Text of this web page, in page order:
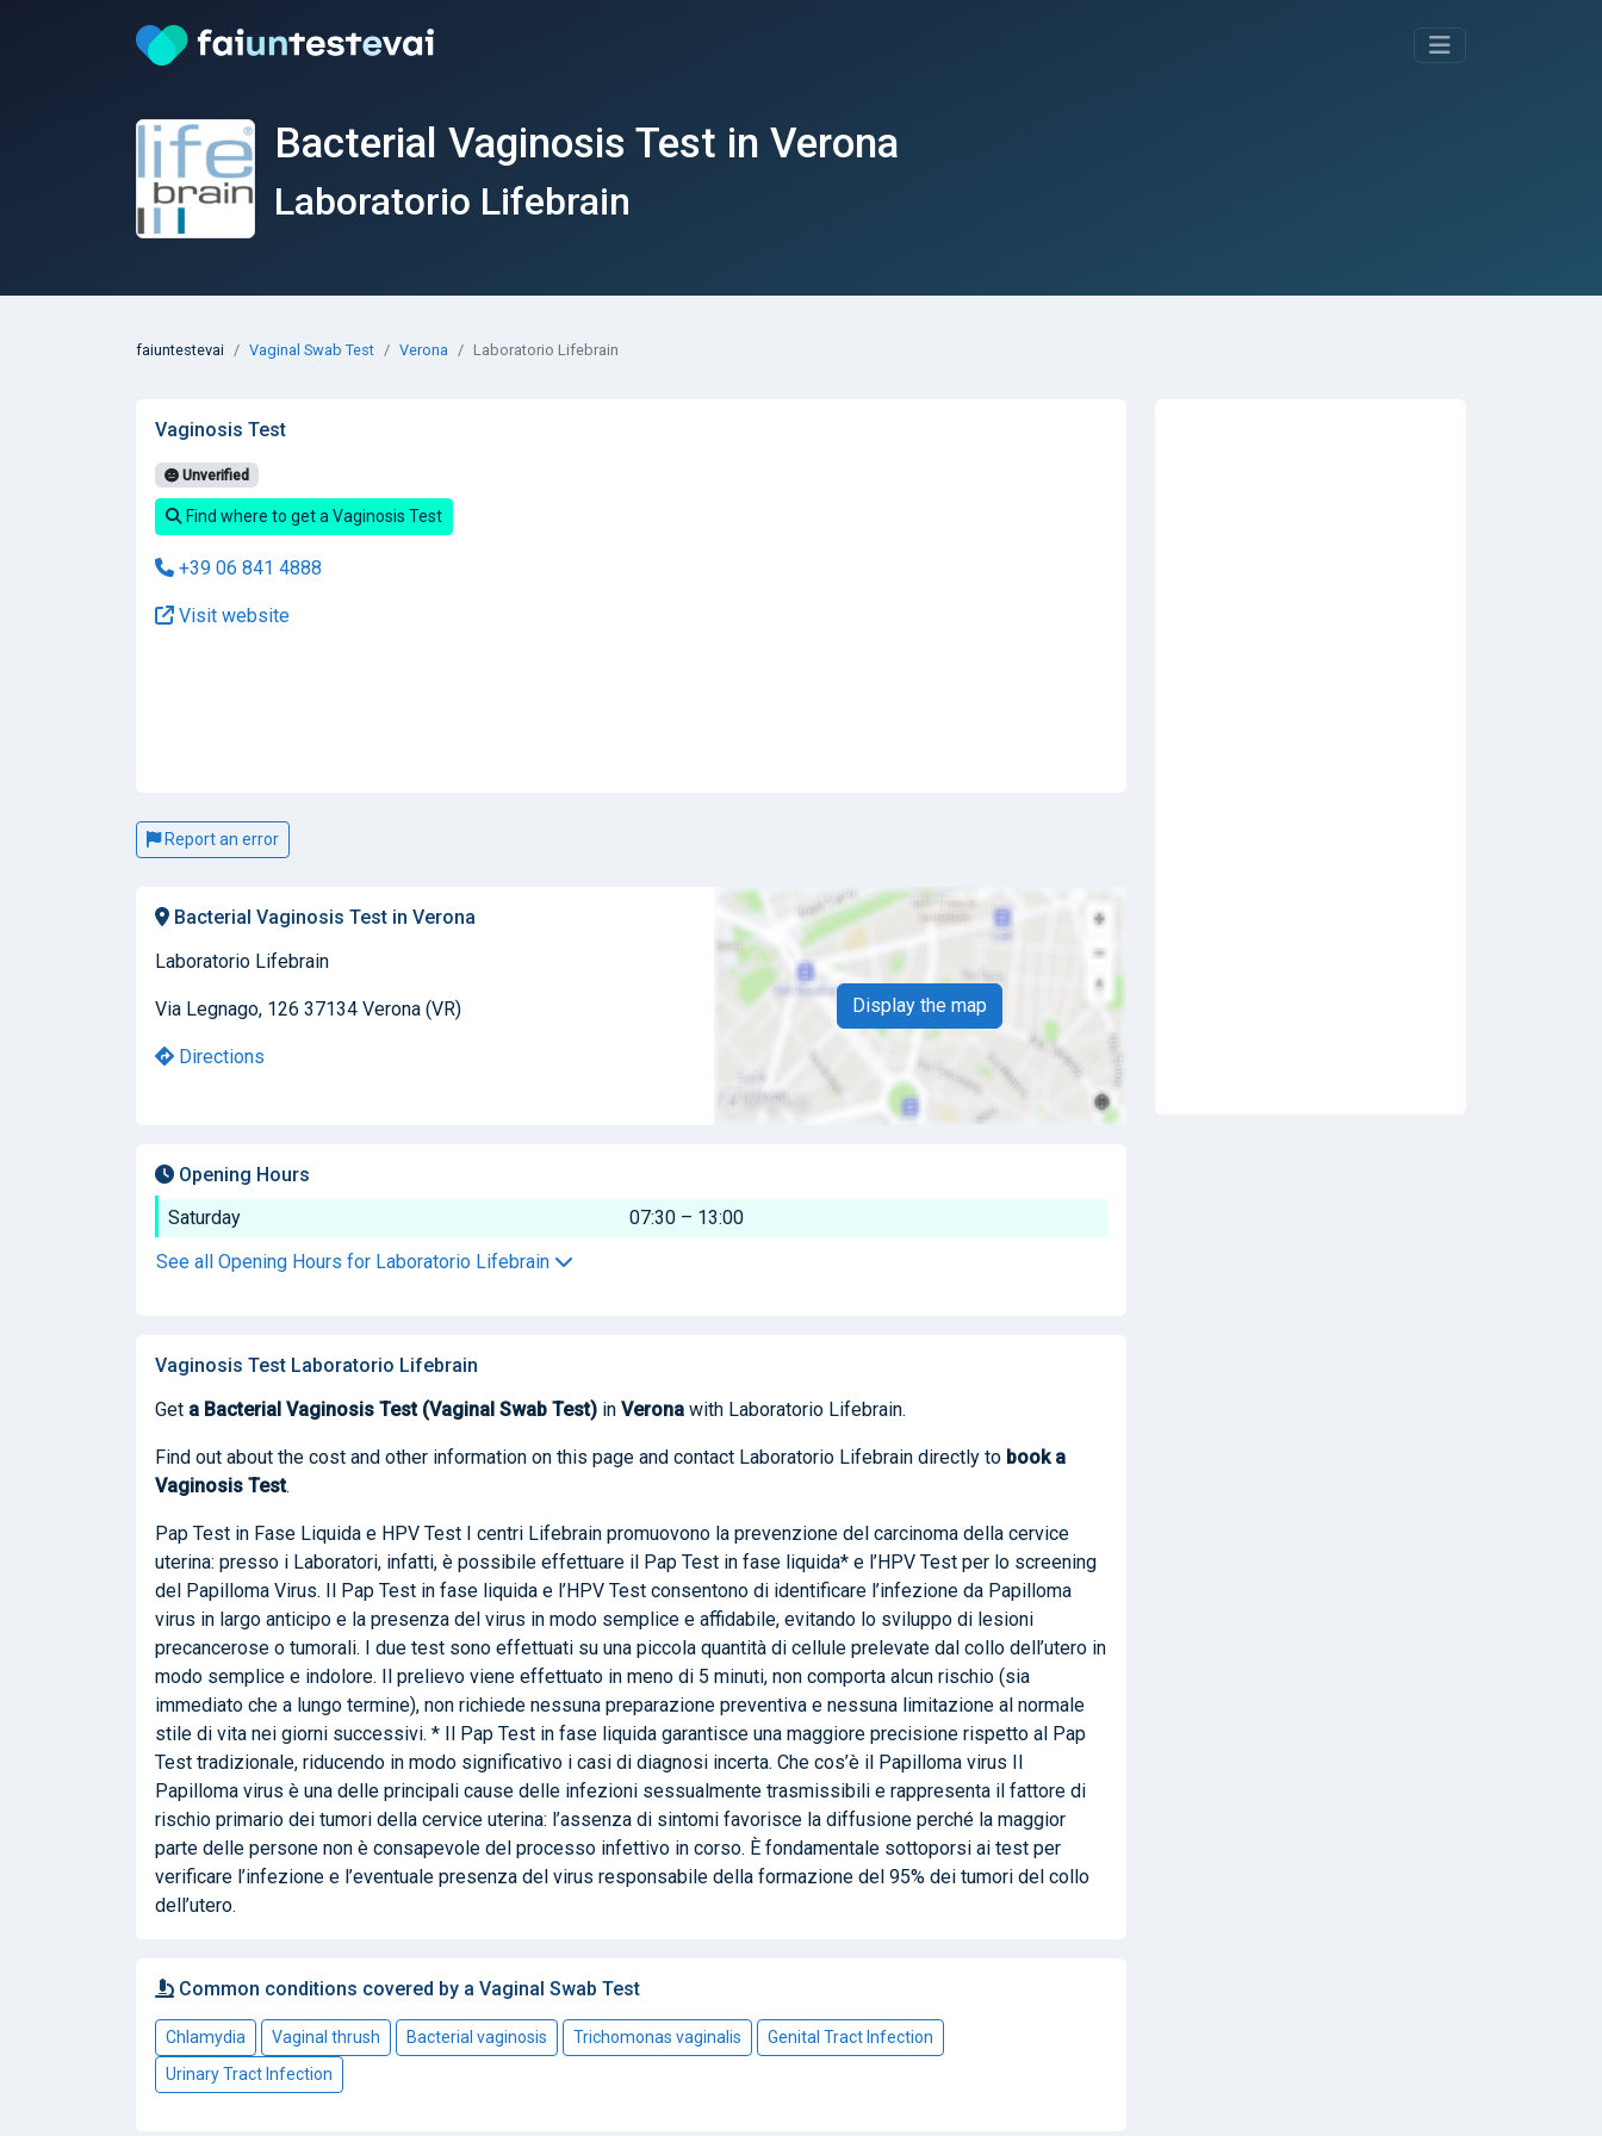
Bacterial Vaginosis Test in Verona
Laboratorio Lifebrain
faiuntestevai Vaginal Swab Test Verona Laboratorio Lifebrain
Vaginosis Test
Unverified
Find where to get a Vaginosis Test
+39 06 841 4888
Visit website
Report an error
Bacterial Vaginosis Test in Verona
Laboratorio Lifebrain
Via Legnago, 126 37134 Verona (VR)
Directions
Display the map
Opening Hours
Saturday
07:30 – 13:00
See all Opening Hours for Laboratorio Lifebrain
Vaginosis Test Laboratorio Lifebrain
Get a Bacterial Vaginosis Test (Vaginal Swab Test) in Verona with Laboratorio Lifebrain.
Find out about the cost and other information on this page and contact Laboratorio Lifebrain directly to book a
Vaginosis Test.
Pap Test in Fase Liquida e HPV Test I centri Lifebrain promuovono la prevenzione del carcinoma della cervice
uterina: presso i Laboratori, infatti, è possibile effettuare il Pap Test in fase liquida* e l’HPV Test per lo screening
del Papilloma Virus. Il Pap Test in fase liquida e l’HPV Test consentono di identificare l’infezione da Papilloma
virus in largo anticipo e la presenza del virus in modo semplice e affidabile, evitando lo sviluppo di lesioni
precancerose o tumorali. I due test sono effettuati su una piccola quantità di cellule prelevate dal collo dell’utero in
modo semplice e indolore. Il prelievo viene effettuato in meno di 5 minuti, non comporta alcun rischio (sia
immediato che a lungo termine), non richiede nessuna preparazione preventiva e nessuna limitazione al normale
stile di vita nei giorni successivi. * Il Pap Test in fase liquida garantisce una maggiore precisione rispetto al Pap
Test tradizionale, riducendo in modo significativo i casi di diagnosi incerta. Che cos’è il Papilloma virus Il
Papilloma virus è una delle principali cause delle infezioni sessualmente trasmissibili e rappresenta il fattore di
rischio primario dei tumori della cervice uterina: l’assenza di sintomi favorisce la diffusione perché la maggior
parte delle persone non è consapevole del processo infettivo in corso. È fondamentale sottoporsi ai test per
verificare l’infezione e l’eventuale presenza del virus responsabile della formazione del 95% dei tumori del collo
dell’utero.
Common conditions covered by a Vaginal Swab Test
Chlamydia Vaginal thrush Bacterial vaginosis Trichomonas vaginalis
Genital Tract Infection
Urinary Tract Infection